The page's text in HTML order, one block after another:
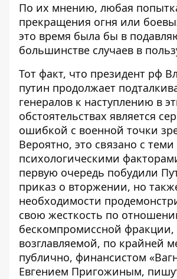
По их мнению, любая
прекращения огня или
это время была бы в
большинстве случаев в
Тот факт, что президент рф
путин продолжает
генералов к наступлению в
обстоятельствах является
ошибкой с военной точки
Вероятно, это связано с теми
психологическими
первую очередь побудили
приказ о вторжении, но
необходимости
свою жесткость по
бескомпромиссной фракции,
возглавляемой, по крайней
публично, финансистом
Евгением Пригожиным,